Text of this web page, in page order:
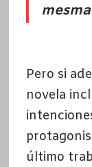
Pero si
novela
último